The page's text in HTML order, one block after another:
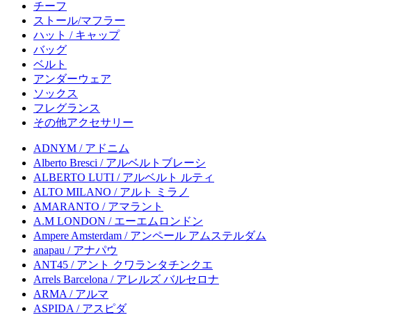
チーフ
ストール/マフラー
ハット / キャップ
バッグ
ベルト
アンダーウェア
ソックス
フレグランス
その他アクセサリー
ADNYM / アドニム
Alberto Bresci / アルベルトブレーシ
ALBERTO LUTI / アルベルト ルティ
ALTO MILANO / アルト ミラノ
AMARANTO / アマラント
A.M LONDON / エーエムロンドン
Ampere Amsterdam / アンペール アムステルダム
anapau / アナパウ
ANT45 / アント クワランタチンクエ
Arrels Barcelona / アレルズ バルセロナ
ARMA / アルマ
ASPIDA / アスピダ